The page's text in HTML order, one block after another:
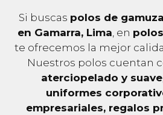
Si buscas polos de
en Gamarra, Lima, en
te ofrecemos la mejor
Nuestros polos cuentan
aterciopelado y suave
uniformes
empresariales, regalos